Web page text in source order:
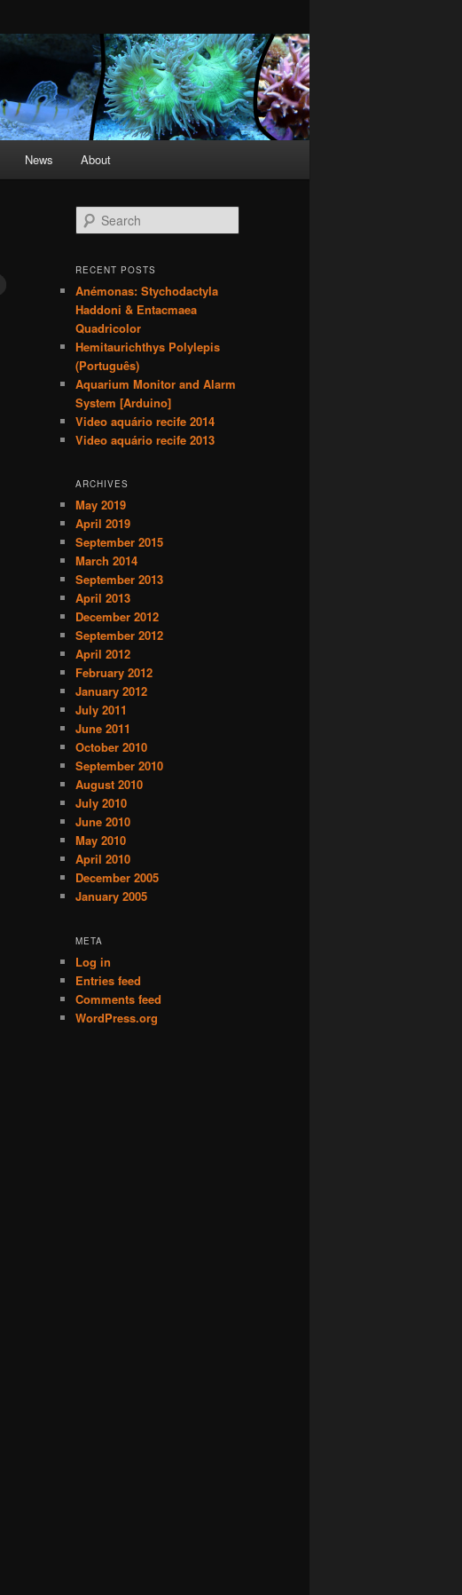
News About
e
r
h
RECENT POSTS
Anémonas: Stychodactyla
Haddoni & Entacmaea
Quadricolor
Hemitaurichthys Polylepis
(Português)
Aquarium Monitor and Alarm
System [Arduino]
Video aquário recife 2014
Video aquário recife 2013
ARCHIVES
May 2019
April 2019
September 2015
March 2014
September 2013
April 2013
December 2012
September 2012
April 2012
February 2012
January 2012
July 2011
June 2011
October 2010
September 2010
August 2010
July 2010
June 2010
May 2010
April 2010
December 2005
January 2005
META
Log in
Entries feed
Comments feed
WordPress.org